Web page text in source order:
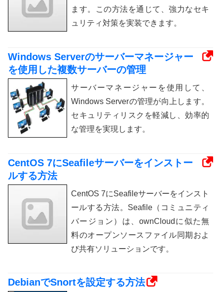
ます。この方法を通じて、強力なセキ
ュリティ対策を実装できます。
Windows Serverのサーバーマネージャー
を使用した複数サーバーの管理
サーバーマネージャーを使用して、
Windows Serverの管理が向上します。
セキュリティリスクを軽減し、効率的
な管理を実現します。
CentOS 7にSeafileサーバーをインストー
ルする方法
CentOS 7にSeafileサーバーをインスト
ールする方法。Seafile（コミュニティ
バージョン）は、ownCloudに似た無
料のオープンソースファイル同期およ
び共有ソリューションです。
DebianでSnortを設定する方法